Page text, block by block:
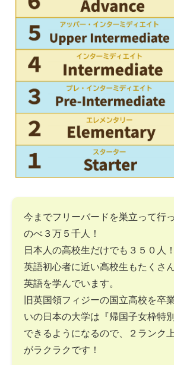
今までフリーバードを巣立って行
のべ３万５千人！
日本人の高校生だけでも３５０人！
英語初心者に近い高校生もたくさ
英語を学んでいます。
旧英国領フィジーの国立高校を卒
いの日本の大学は『帰国子女枠特
できるようになるので、２ランク
がラクラクです！